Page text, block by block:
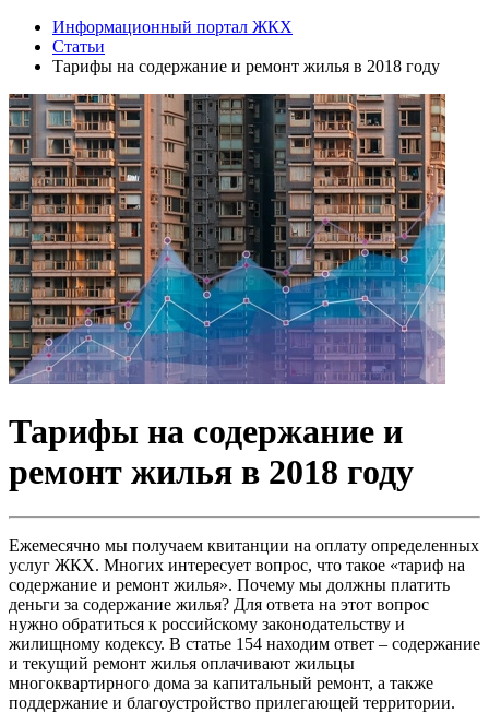
Информационный портал ЖКХ
Статьи
Тарифы на содержание и ремонт жилья в 2018 году
Тарифы на содержание и
ремонт жилья в 2018 году
Ежемесячно мы получаем квитанции на оплату определенных
услуг ЖКХ. Многих интересует вопрос, что такое «тариф на
содержание и ремонт жилья». Почему мы должны платить
деньги за содержание жилья? Для ответа на этот вопрос
нужно обратиться к российскому законодательству и
жилищному кодексу. В статье 154 находим ответ – содержание
и текущий ремонт жилья оплачивают жильцы
многоквартирного дома за капитальный ремонт, а также
поддержание и благоустройство прилегающей территории.